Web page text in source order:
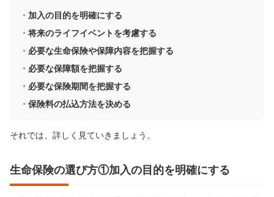
加入の目的を明確にする
将来のライフイベントを考慮する
必要な生命保険や保障内容を把握する
必要な保障額を把握する
必要な保険期間を把握する
保険料の払込方法を決める
それでは、詳しく見ていきましょう。
生命保険の選び方①加入の目的を明確にする